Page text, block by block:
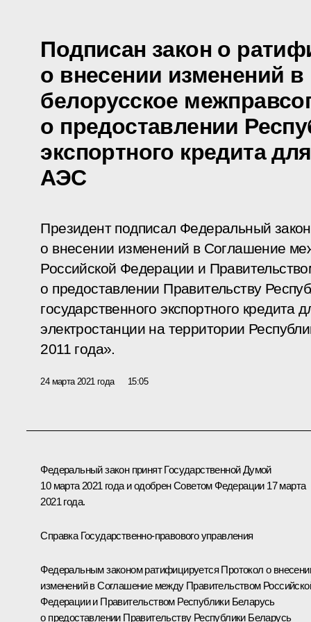
Подписан закон о
о внесении изменений в
белорусское
о предоставлении
экспортного кредита
АЭС
Президент подписал Федеральный
о внесении изменений в Соглашение
Российской Федерации и
о предоставлении Правительству
государственного экспортного кредита
электростанции на территории
2011 года».
24 марта 2021 года 15:05
Федеральный закон принят Государственной Думой
10 марта 2021 года и одобрен Советом Федерации 17 марта
2021 года.
Справка Государственно-правового управления
Федеральным законом ратифицируется Протокол о
изменений в Соглашение между Правительством
Федерации и Правительством Республики Беларусь
о предоставлении Правительству Республики Беларусь